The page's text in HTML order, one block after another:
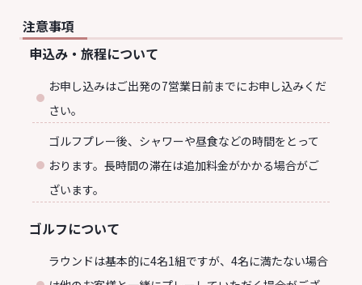
注意事項
申込み・旅程について
お申し込みはご出発の7営業日前までにお申し込みくだ
さい。
ゴルフプレー後、シャワーや昼食などの時間をとって
おります。長時間の滞在は追加料金がかかる場合がご
ざいます。
ゴルフについて
ラウンドは基本的に4名1組ですが、4名に満たない場合